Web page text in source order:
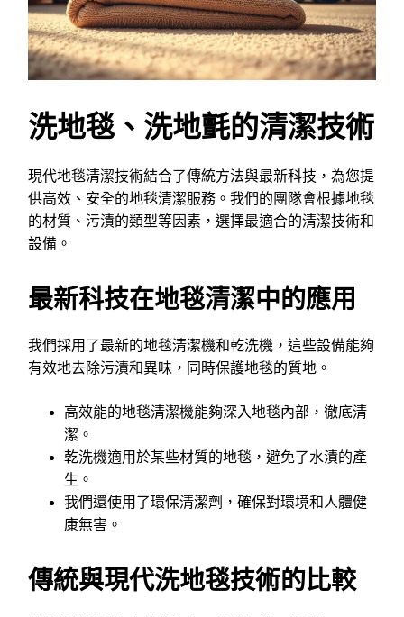
洗地毯、洗地氈的清潔技術
現代地毯清潔技術結合了傳統方法與最新科技，為您提
供高效、安全的地毯清潔服務。我們的團隊會根據地毯
的材質、污漬的類型等因素，選擇最適合的清潔技術和
設備。
最新科技在地毯清潔中的應用
我們採用了最新的地毯清潔機和乾洗機，這些設備能夠
有效地去除污漬和異味，同時保護地毯的質地。
高效能的地毯清潔機能夠深入地毯內部，徹底清
潔。
乾洗機適用於某些材質的地毯，避免了水漬的產
生。
我們還使用了環保清潔劑，確保對環境和人體健
康無害。
傳統與現代洗地毯技術的比較